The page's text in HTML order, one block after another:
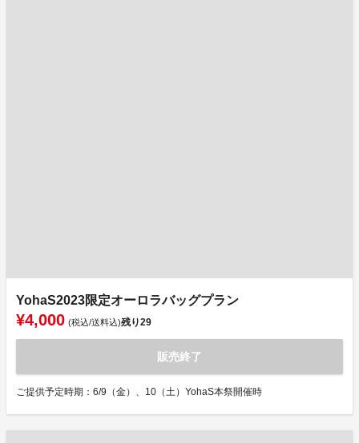
YohaS2023限定オーロラバッグプラン
¥4,000 (税込/送料込)残り29
販売終了
ご提供予定時期：6/9（金）、10（土）YohaS本祭開催時